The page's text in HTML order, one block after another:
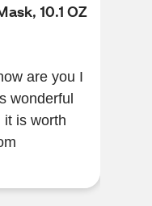
10.1 OZ
are you I
wonderful
it is worth